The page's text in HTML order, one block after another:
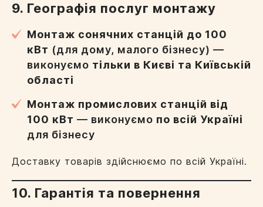
9. Географія послуг монтажу
Монтаж сонячних станцій до 100
кВт (для дому, малого бізнесу) —
виконуємо тільки в Києві та Київській
області
Монтаж промислових станцій від
100 кВт — виконуємо по всій Україні
для бізнесу
Доставку товарів здійснюємо по всій Україні.
10. Гарантія та повернення